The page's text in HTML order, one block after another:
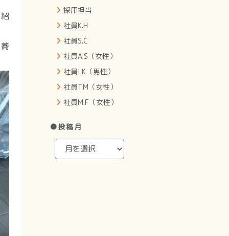
採用担当
社員K.H
社員S.C
社員A.S（女性）
社員I.K（男性）
社員T.M（女性）
社員M.F（女性）
●投稿月